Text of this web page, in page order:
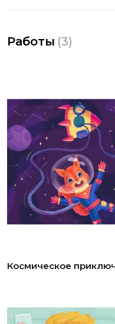
Работы (3)